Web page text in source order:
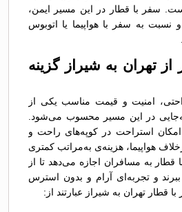
سفر با قطار در این مسیر ایمن،
به سفر با هواپیما یا اتوبوس
تهران به شيراز گزینه
امنیت و قیمت مناسب یکی از
در این مسیر محسوب می‌شود.
استراحت در کوپه‌های راحت و
هواپیما، هزینه‌ی به‌مراتب کمتری
قطار به مسافران اجازه می‌دهد تا از
و تجربه‌ای آرام و بدون استرس
قطار تهران به شيراز عبارتند از: